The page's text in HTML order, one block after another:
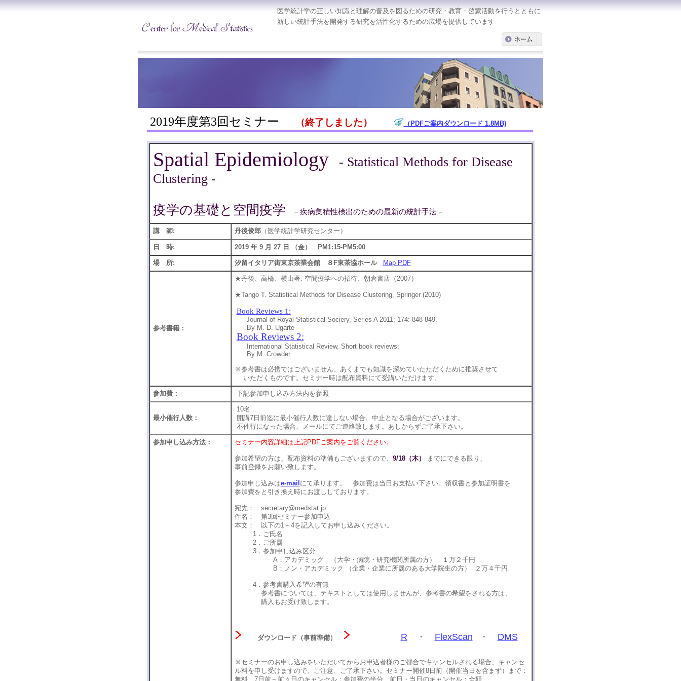
医学統計学の正しい知識と理解の普及を図るための研究・教育・啓蒙活動を行うとともに
新しい統計手法を開発する研究を活性化するための広場を提供しています
2019年度第3回セミナー （終了しました） （PDFご案内ダウンロード 1.8MB)
Spatial Epidemiology
- Statistical Methods for Disease
Clustering -
疫学の基礎と空間疫学 －疾病集積性検出のための最新の統計手法－
講 師: 丹後俊郎（医学統計学研究センター）
日 時: 2019 年 9 月 27 日 （金） PM1:15-PM5:00
場 所: 汐留イタリア街東京茶業会館 ８F東茶協ホール Map PDF
参考書籍：
★丹後、高橋、横山著. 空間疫学への招待、朝倉書店（2007）
★Tango T. Statistical Methods for Disease Clustering, Springer (2010)
Book Reviews 1:
Journal of Royal Statistical Sociery, Series A 2011; 174: 848-849.
By M. D. Ugarte
Book Reviews 2:
International Statistical Review, Short book reviews;
By M. Crowder
※参考書は必携ではございません。あくまでも知識を深めていたただくために推奨させて
いただくものです。セミナー時は配布資料にて受講いただけます。
参加費： 下記参加申し込み方法内を参照
最小催行人数：
10名
開講7日前迄に最小催行人数に達しない場合、中止となる場合がございます。
不催行になった場合、メールにてご連絡致します。あしからずご了承下さい。
参加申し込み方法： セミナー内容詳細は上記PDFご案内をご覧ください。
参加希望の方は、配布資料の準備もございますので、 9/18（木）
までにできる限り、
事前登録をお願い致します。
参加申し込みはe-mail にて承ります。 参加費は当日お支払い下さい。領収書と参加証明書を
参加費をと引き換え時にお渡ししております。
宛先： secretary@medstat.jp
件名： 第3回セミナー参加申込
本文： 以下の1～4を記入してお申し込みください。
1．ご氏名
2．ご所属
3．参加申し込み区分
A：アカデミック （大学・病院・研究機関所属の方） １万２千円
B：ノン・アカデミック （企業・企業に所属のある大学院生の方） ２万４千円
4．参考書購入希望の有無
参考書については、テキストとしては使用しませんが、参考書の希望をされる方は、
購入もお受け致します。
ダウンロード（事前準備） R ・ FlexScan ・ DMS
※セミナーのお申し込みをいただいてからお申込者様のご都合でキャンセルされる場合、キャンセ
ル料を申し受けますので、ご注意、ご了承下さい。セミナー開催8日前（開催当日を含まず）まで：
無料、7日前～前々日のキャンセル：参加費の半分、前日・当日のキャンセル：全額